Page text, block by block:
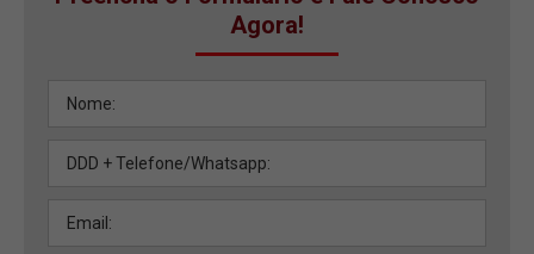
Agora!